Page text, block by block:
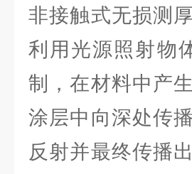
非接触式无损测
利用光源照射物
制，在材料中产
涂层中向深处传
反射并最终传播